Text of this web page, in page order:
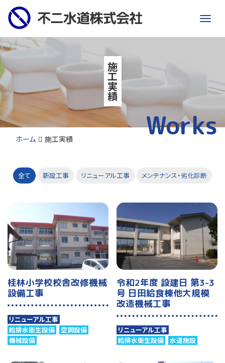
施工実績
Works
ホーム 施工実績
全て 新設工事 リニューアル工事 メンテナンス・劣化診断
桂林小学校校舎改修機械
設備工事
リニューアル工事
給排水衛生設備
空調設備
機械設備
令和2年度 設建日 第3-3
号 日田給食棟他大規模
改造機械工事
リニューアル工事
給排水衛生設備
水道施設